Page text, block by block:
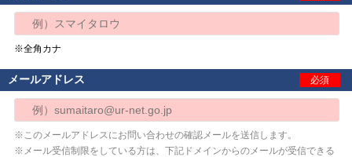
※全角カナ
メールアドレス 必須
※このメールアドレスにお問い合わせの確認メールを送信します。
※メール受信制限をしている方は、下記ドメインからのメールが受信できる